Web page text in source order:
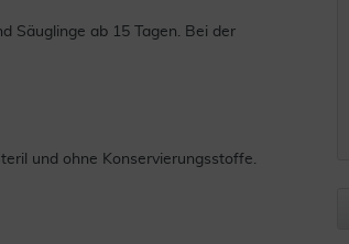
Säuglinge ab 15 Tagen. Bei der
und ohne Konservierungsstoffe.